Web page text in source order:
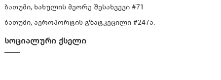
ბათუმი, ხახულის მეორე შესახვევი #71
ბათუმი, აეროპორტის გზატკეცილი #247ა.
სოციალური ქსელი